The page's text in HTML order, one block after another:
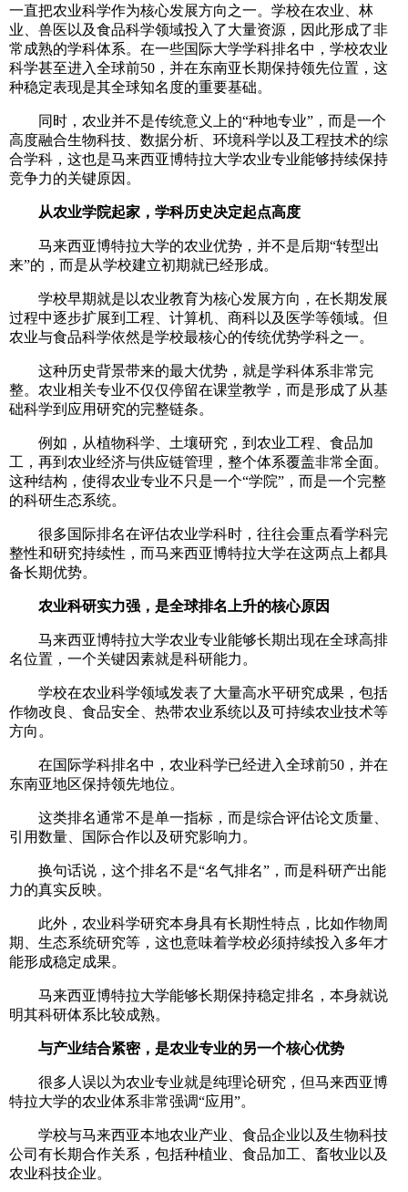
一直把农业科学作为核心发展方向之一。学校在农业、林
业、兽医以及食品科学领域投入了大量资源，因此形成了非
常成熟的学科体系。在一些国际大学学科排名中，学校农业
科学甚至进入全球前50，并在东南亚长期保持领先位置，这
种稳定表现是其全球知名度的重要基础。
同时，农业并不是传统意义上的“种地专业”，而是一个
高度融合生物科技、数据分析、环境科学以及工程技术的综
合学科，这也是马来西亚博特拉大学农业专业能够持续保持
竞争力的关键原因。
从农业学院起家，学科历史决定起点高度
马来西亚博特拉大学的农业优势，并不是后期“转型出
来”的，而是从学校建立初期就已经形成。
学校早期就是以农业教育为核心发展方向，在长期发展
过程中逐步扩展到工程、计算机、商科以及医学等领域。但
农业与食品科学依然是学校最核心的传统优势学科之一。
这种历史背景带来的最大优势，就是学科体系非常完
整。农业相关专业不仅仅停留在课堂教学，而是形成了从基
础科学到应用研究的完整链条。
例如，从植物科学、土壤研究，到农业工程、食品加
工，再到农业经济与供应链管理，整个体系覆盖非常全面。
这种结构，使得农业专业不只是一个“学院”，而是一个完整
的科研生态系统。
很多国际排名在评估农业学科时，往往会重点看学科完
整性和研究持续性，而马来西亚博特拉大学在这两点上都具
备长期优势。
农业科研实力强，是全球排名上升的核心原因
马来西亚博特拉大学农业专业能够长期出现在全球高排
名位置，一个关键因素就是科研能力。
学校在农业科学领域发表了大量高水平研究成果，包括
作物改良、食品安全、热带农业系统以及可持续农业技术等
方向。
在国际学科排名中，农业科学已经进入全球前50，并在
东南亚地区保持领先地位。
这类排名通常不是单一指标，而是综合评估论文质量、
引用数量、国际合作以及研究影响力。
换句话说，这个排名不是“名气排名”，而是科研产出能
力的真实反映。
此外，农业科学研究本身具有长期性特点，比如作物周
期、生态系统研究等，这也意味着学校必须持续投入多年才
能形成稳定成果。
马来西亚博特拉大学能够长期保持稳定排名，本身就说
明其科研体系比较成熟。
与产业结合紧密，是农业专业的另一个核心优势
很多人误以为农业专业就是纯理论研究，但马来西亚博
特拉大学的农业体系非常强调“应用”。
学校与马来西亚本地农业产业、食品企业以及生物科技
公司有长期合作关系，包括种植业、食品加工、畜牧业以及
农业科技企业。